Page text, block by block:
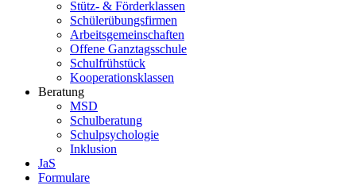
Stütz- & Förderklassen
Schülerübungsfirmen
Arbeitsgemeinschaften
Offene Ganztagsschule
Schulfrühstück
Kooperationsklassen
Beratung
MSD
Schulberatung
Schulpsychologie
Inklusion
JaS
Formulare